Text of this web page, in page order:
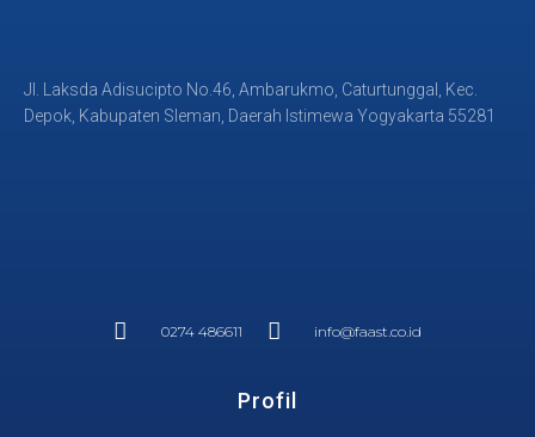
Jl. Laksda Adisucipto No.46, Ambarukmo, Caturtunggal, Kec.
Depok, Kabupaten Sleman, Daerah Istimewa Yogyakarta 55281
0274 486611 info@faast.co.id
Profil